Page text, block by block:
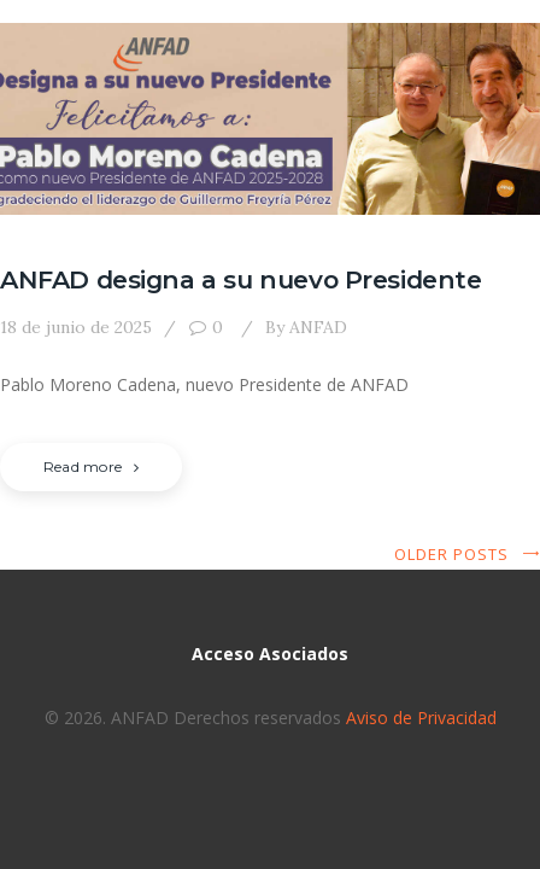
ANFAD designa a su nuevo Presidente
18 de junio de 2025 0 ByANFAD
Pablo Moreno Cadena, nuevo Presidente de ANFAD
Read more
OLDER POSTS
Acceso Asociados
© 2026. ANFAD Derechos reservados Aviso de Privacidad